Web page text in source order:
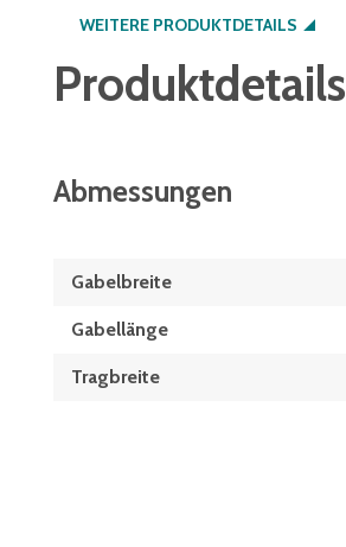
WEITERE PRODUKTDETAILS
Produktdetails
Abmessungen
Gabelbreite
Gabellänge
Tragbreite